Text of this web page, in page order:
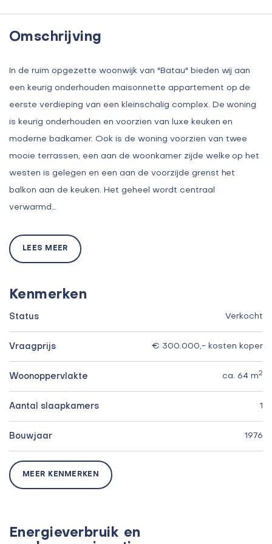
Omschrijving
In de ruim opgezette woonwijk van "Batau" bieden wij aan
een keurig onderhouden maisonnette appartement op de
eerste verdieping van een kleinschalig complex. De woning
is keurig onderhouden en voorzien van luxe keuken en
moderne badkamer. Ook is de woning voorzien van twee
mooie terrassen, een aan de woonkamer zijde welke op het
westen is gelegen en een aan de voorzijde grenst het
balkon aan de keuken. Het geheel wordt centraal
verwarmd…
LEES MEER
Kenmerken
Status Verkocht
Vraagprijs € 300.000,- kosten koper
Woonoppervlakte ca. 64 m2
Aantal slaapkamers 1
Bouwjaar 1976
MEER KENMERKEN
Energieverbruik en